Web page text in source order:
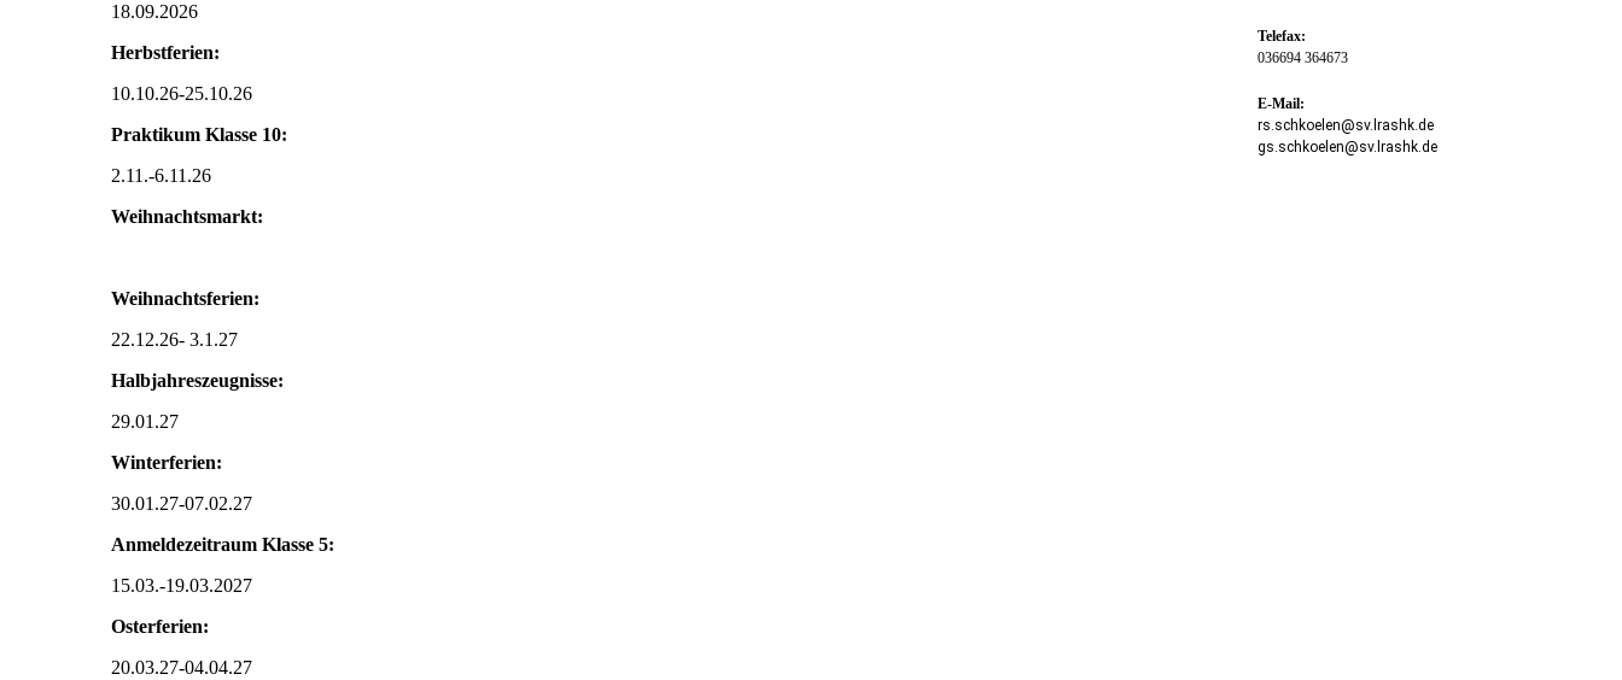
18.09.2026
Herbstferien:
10.10.26-25.10.26
Praktikum Klasse 10:
2.11.-6.11.26
Weihnachtsmarkt:
Weihnachtsferien:
22.12.26- 3.1.27
Halbjahreszeugnisse:
29.01.27
Winterferien:
30.01.27-07.02.27
Anmeldezeitraum Klasse 5:
15.03.-19.03.2027
Osterferien:
20.03.27-04.04.27
Telefax:
036694 364673
E-Mail:
rs.schkoelen@sv.lrashk.de
gs.schkoelen@sv.lrashk.de